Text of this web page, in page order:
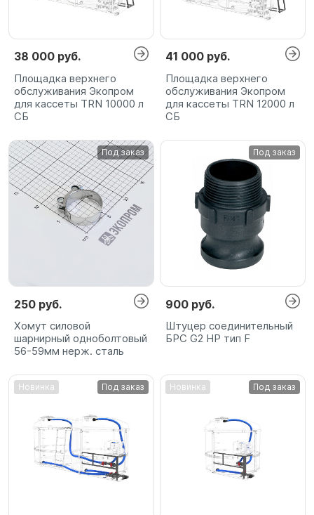
38 000 руб.
Площадка верхнего
обслуживания Экопром
для кассеты TRN 10000 л
СБ
41 000 руб.
Площадка верхнего
обслуживания Экопром
для кассеты TRN 12000 л
СБ
Под заказ
250 руб.
Хомут силовой
шарнирный одноболтовый
56-59мм нерж. сталь
Под заказ
900 руб.
Штуцер соединительный
БРС G2 НР тип F
Новинка Под заказ Новинка Под заказ